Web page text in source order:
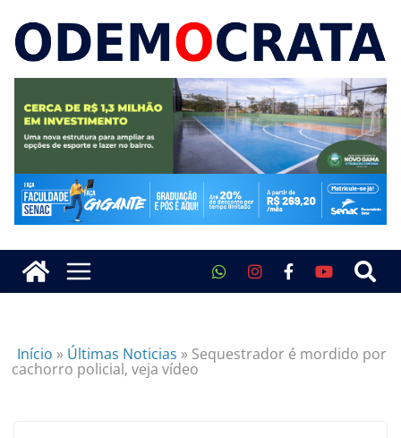
Início » Últimas Noticias » Sequestrador é mordido por
cachorro policial, veja vídeo